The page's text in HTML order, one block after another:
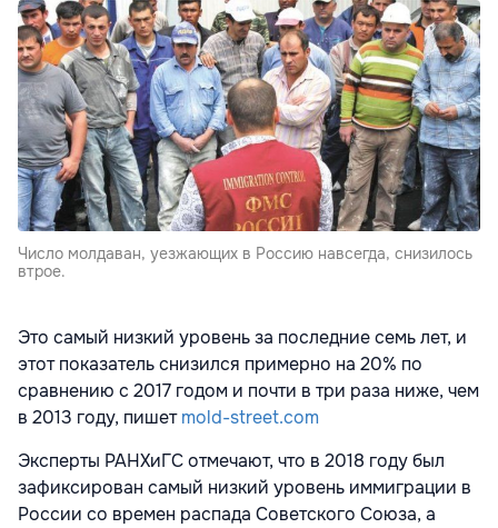
Число молдаван, уезжающих в Россию навсегда, снизилось
втрое.
Это самый низкий уровень за последние семь лет, и
этот показатель снизился примерно на 20% по
сравнению с 2017 годом и почти в три раза ниже, чем
в 2013 году, пишетmold-street.com
Эксперты РАНХиГС отмечают, что в 2018 году был
зафиксирован самый низкий уровень иммиграции в
России со времен распада Советского Союза, а